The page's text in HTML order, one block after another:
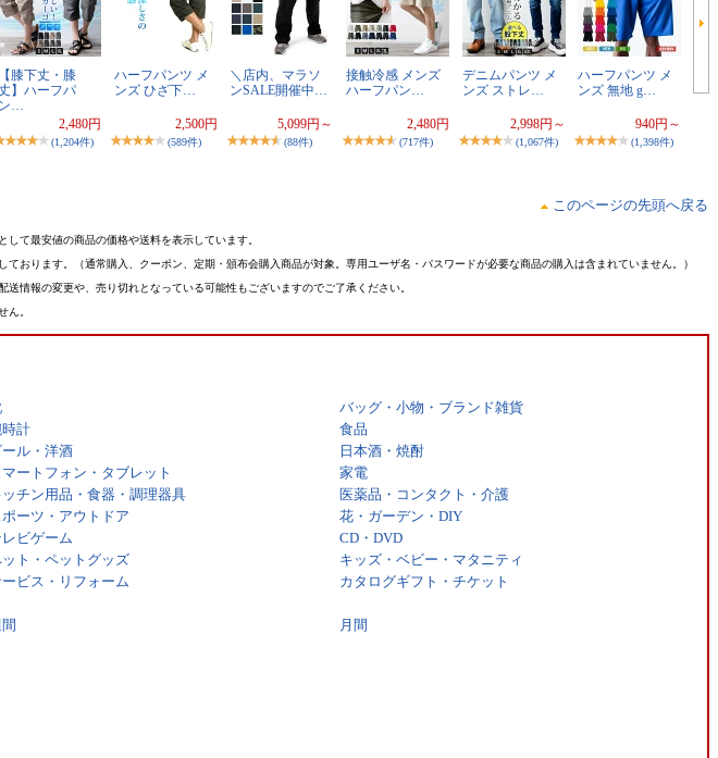
【膝下丈・膝
】ハーフパ
ン…
2,480円
(1,204件)
ハーフパンツ メ
ンズ ひざ下…
2,500円
(589件)
＼店内、マラソ
ンSALE開催中…
5,099円～
(88件)
接触冷感 メンズ
ハーフパン…
2,480円
(717件)
デニムパンツ メ
ンズ ストレ…
2,998円～
(1,067件)
ハーフパンツ メ
ンズ 無地 g…
940円～
(1,398件)
このページの先頭へ戻る
て最安値の商品の価格や送料を表示しています。
ります。（通常購入、クーポン、定期・頒布会購入商品が対象。専用ユーザ名・パスワードが必要な商品の購入は含まれていません。）
情報の変更や、売り切れとなっている可能性もございますのでご了承ください。
ん。
バッグ・小物・ブランド雑貨
時計
食品
ール・洋酒
日本酒・焼酎
マートフォン・タブレット
家電
ッチン用品・食器・調理器具
医薬品・コンタクト・介護
ポーツ・アウトドア
花・ガーデン・DIY
レビゲーム
CD・DVD
ト・ペットグッズ
キッズ・ベビー・マタニティ
ビス・リフォーム
カタログギフト・チケット
月間